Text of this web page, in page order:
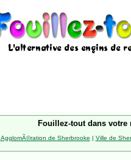
Fouillez-tout dans votre
AgglomÃ©ration de Sherbrooke | Ville de